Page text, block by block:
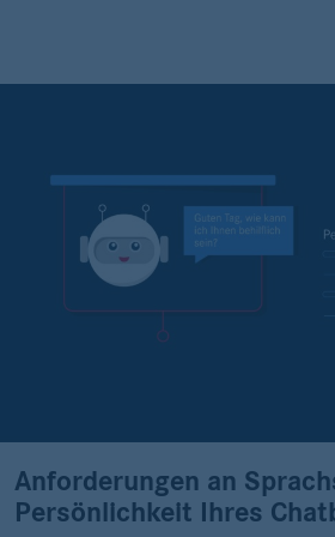
Anforderungen an
Persönlichkeit Ihres